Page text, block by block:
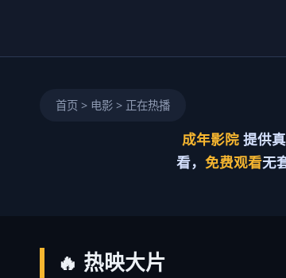
前往观看（开
首页 > 电影 > 正在热播
成年影院提供真
看， 免费观看无
🔥 热映大片